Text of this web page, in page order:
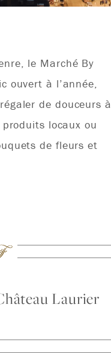
le Marché By
ouvert à l’année,
de douceurs à
locaux ou
de fleurs et
Laurier